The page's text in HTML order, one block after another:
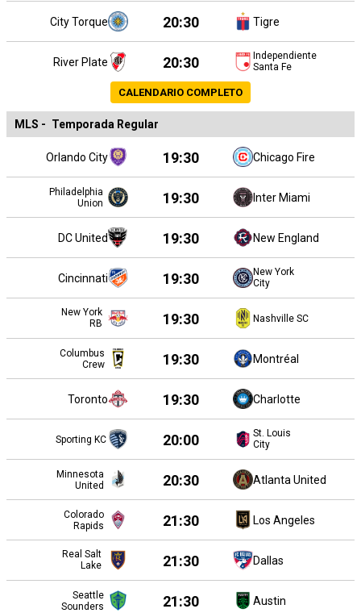
City Torque 20:30 Tigre
River Plate 20:30
Independiente
Santa Fe
CALENDARIO COMPLETO
MLS - Temporada Regular
Orlando City 19:30 Chicago Fire
Philadelphia
Union
19:30 Inter Miami
DC United 19:30 New England
Cincinnati 19:30
New York
City
New York
RB
19:30 Nashville SC
Columbus
Crew
19:30 Montréal
Toronto 19:30 Charlotte
Sporting KC 20:00
St. Louis
City
Minnesota
United
20:30 Atlanta United
Colorado
Rapids
21:30 Los Angeles
Real Salt
Lake
21:30 Dallas
Seattle
Sounders
21:30 Austin